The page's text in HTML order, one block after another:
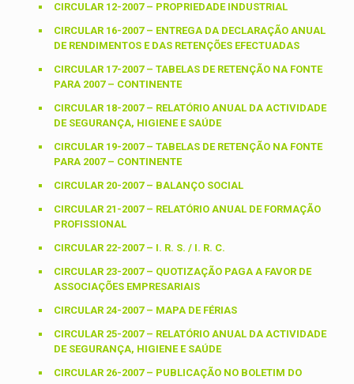
CIRCULAR 12-2007 – PROPRIEDADE INDUSTRIAL
CIRCULAR 16-2007 – ENTREGA DA DECLARAÇÃO ANUAL
DE RENDIMENTOS E DAS RETENÇÕES EFECTUADAS
CIRCULAR 17-2007 – TABELAS DE RETENÇÃO NA FONTE
PARA 2007 – CONTINENTE
CIRCULAR 18-2007 – RELATÓRIO ANUAL DA ACTIVIDADE
DE SEGURANÇA, HIGIENE E SAÚDE
CIRCULAR 19-2007 – TABELAS DE RETENÇÃO NA FONTE
PARA 2007 – CONTINENTE
CIRCULAR 20-2007 – BALANÇO SOCIAL
CIRCULAR 21-2007 – RELATÓRIO ANUAL DE FORMAÇÃO
PROFISSIONAL
CIRCULAR 22-2007 – I. R. S. / I. R. C.
CIRCULAR 23-2007 – QUOTIZAÇÃO PAGA A FAVOR DE
ASSOCIAÇÕES EMPRESARIAIS
CIRCULAR 24-2007 – MAPA DE FÉRIAS
CIRCULAR 25-2007 – RELATÓRIO ANUAL DA ACTIVIDADE
DE SEGURANÇA, HIGIENE E SAÚDE
CIRCULAR 26-2007 – PUBLICAÇÃO NO BOLETIM DO